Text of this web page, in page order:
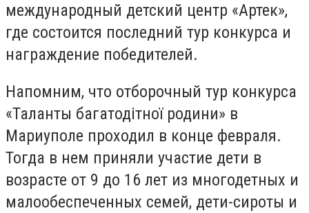
международный детский центр «Артек»,
где состоится последний тур конкурса и
награждение победителей.
Напомним, что отборочный тур конкурса
«Таланты багатодiтної родини» в
Мариуполе проходил в конце февраля.
Тогда в нем приняли участие дети в
возрасте от 9 до 16 лет из многодетных и
малообеспеченных семей, дети-сироты и